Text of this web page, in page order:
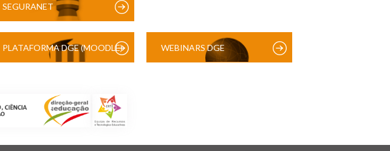
SEGURANET
PLATAFORMA DGE (MOODLE) WEBINARS DGE